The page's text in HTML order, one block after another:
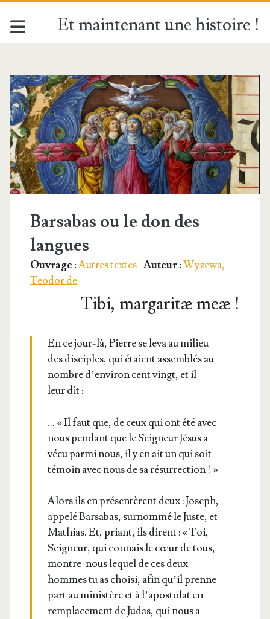
Et maintenant une histoire !
Étiquette :
<span>Pentecôte</
Barsabas ou le don des
langues
Ouvrage :Autres textes| Auteur :Wyzewa,
Teodor de
Tibi, margaritæ meæ !
En ce jour-là, Pierre se leva au milieu
des dis­ciples, qui étaient assem­blés au
nombre d’environ cent vingt, et il
leur dit :
… « Il faut que, de ceux qui ont été avec
nous pen­dant que le Sei­gneur Jésus a
vécu par­mi nous, il y en ait un qui soit
témoin avec nous de sa résurrection ! »
Alors ils en pré­sen­tèrent deux : Joseph,
appe­lé Bar­sa­bas, sur­nom­mé le Juste, et
Mathias. Et, priant, ils dirent : « Toi,
Sei­gneur, qui connais le cœur de tous,
montre-nous lequel de ces deux
hommes tu as choi­si, afin qu’il prenne
part au minis­tère et à l’apostolat en
rem­pla­ce­ment de Judas, qui nous a